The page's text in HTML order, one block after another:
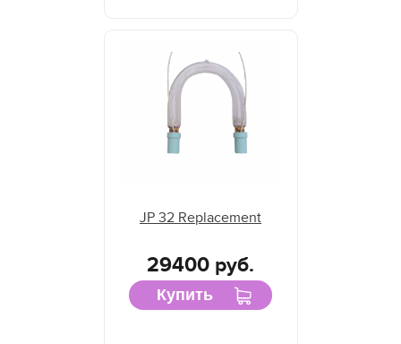
JP 32 Replacement
29400 руб.
Купить